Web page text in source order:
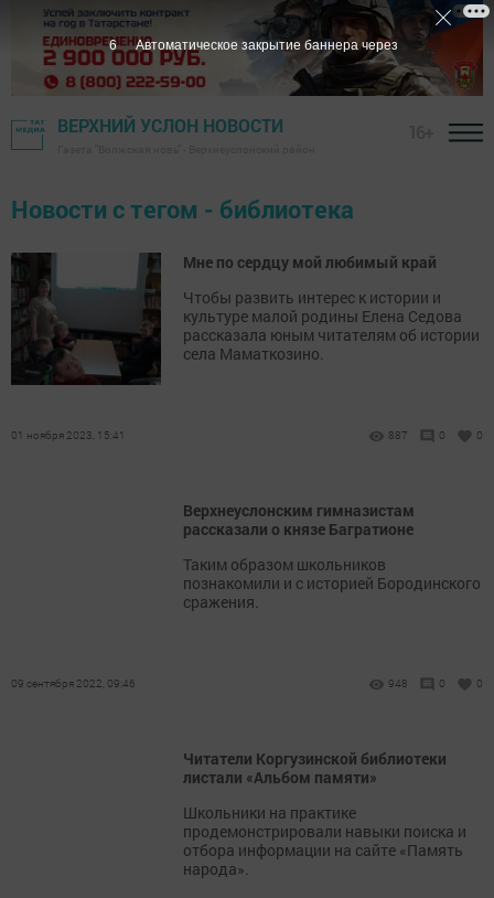
ВЕРХНИЙ УСЛОН НОВОСТИ
Новости с тегом - библиотека
Мне по сердцу мой любимый край
Чтобы развить интерес к истории и
культуре малой родины Елена Седова
рассказала юным читателям об истории
села Маматкозино.
01 ноября 2023, 15:41 887 0 0
Верхнеуслонским гимназистам
рассказали о князе Багратионе
Таким образом школьников
познакомили и с историей Бородинского
сражения.
09 сентября 2022, 09:46 948 0 0
Читатели Коргузинской библиотеки
листали «Альбом памяти»
Школьники на практике
продемонстрировали навыки поиска и
отбора информации на сайте «Память
народа».
5 Автоматическое закрытие баннера через